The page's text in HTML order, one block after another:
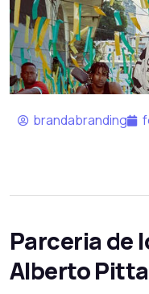
brandabranding
Parceria de
Alberto Pitta